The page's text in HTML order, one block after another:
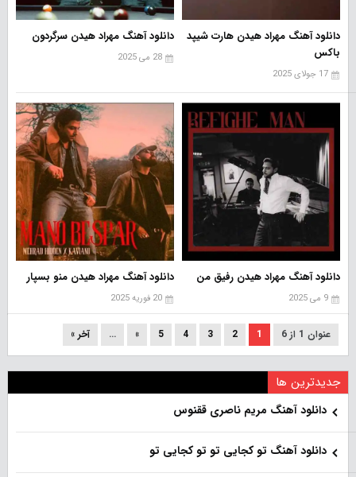
دانلود آهنگ مهراد هیدن هارت شیپد
باکس
17 جولای 2025
دانلود آهنگ مهراد هیدن سرگردون
28 می 2025
دانلود آهنگ مهراد هیدن رفیق من
9 می 2025
دانلود آهنگ مهراد هیدن منو بسپار
20 فوریه 2025
عنوان 1 از 6 1
2
3
4
5
»
... آخر »
جدیدترین ها
دانلود آهنگ مریم ناصری ققنوس
دانلود آهنگ تو کجایی تو تو کجایی تو